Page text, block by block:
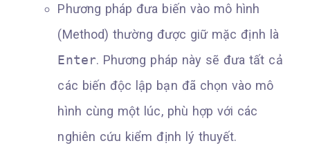
Phương pháp đưa biến vào mô hình
(Method) thường được giữ mặc định là
Enter. Phương pháp này sẽ đưa tất cả
các biến độc lập bạn đã chọn vào mô
hình cùng một lúc, phù hợp với các
nghiên cứu kiểm định lý thuyết.